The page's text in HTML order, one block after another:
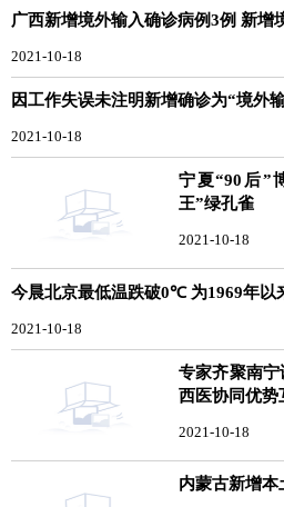
广西新增境外输入确诊病例3例 新增
2021-10-18
因工作失误未注明新增确诊为“境外
2021-10-18
宁夏“90后”
王”绿孔雀
2021-10-18
今晨北京最低温跌破0℃ 为1969年以
2021-10-18
专家齐聚南
西医协同优势
2021-10-18
内蒙古新增本